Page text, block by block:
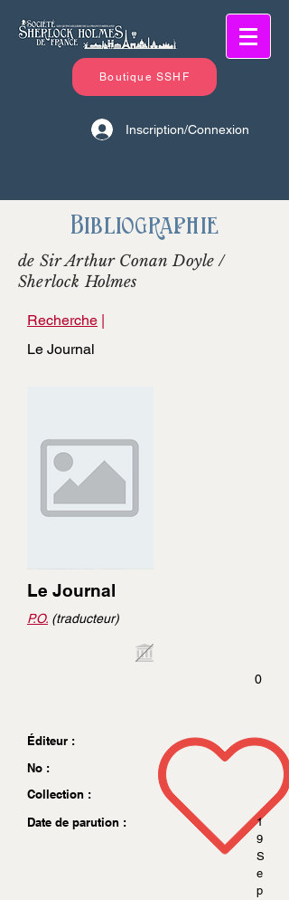
Boutique SSHF
Inscription/Connexion
Bibliographie
de Sir Arthur Conan Doyle /
Sherlock Holmes
Recherche |
Le Journal
Le Journal
P.O. (traducteur)
0
Éditeur :
No :
Collection :
Date de parution :
1
9
S
e
p